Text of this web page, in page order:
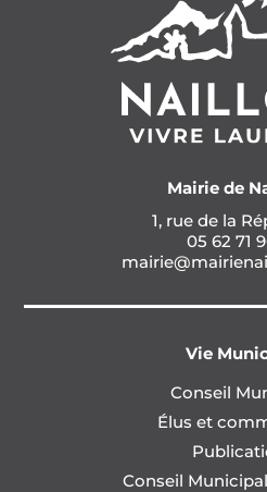
Mairie de
1, rue de la
05 62 71
Vie
Conseil
Élus et
Conseil